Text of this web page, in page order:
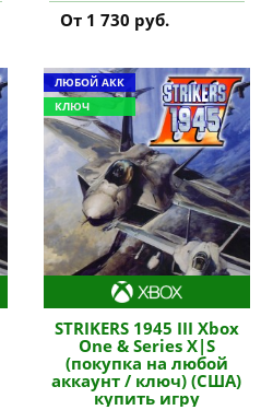
От 1 730 руб.
ЛЮБОЙ АКК
КЛЮЧ
STRIKERS 1945 III Xbox
One & Series X|S
(покупка на любой
аккаунт / ключ) (США)
купить игру